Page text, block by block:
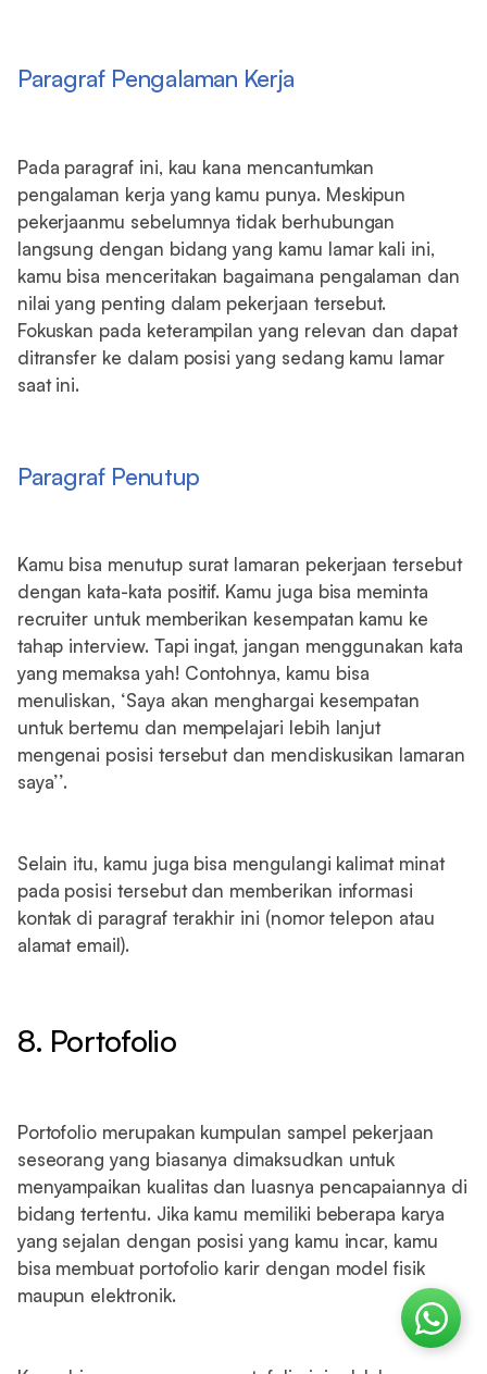
Paragraf Pengalaman Kerja
Pada paragraf ini, kau kana mencantumkan
pengalaman kerja yang kamu punya. Meskipun
pekerjaanmu sebelumnya tidak berhubungan
langsung dengan bidang yang kamu lamar kali ini,
kamu bisa menceritakan bagaimana pengalaman dan
nilai yang penting dalam pekerjaan tersebut.
Fokuskan pada keterampilan yang relevan dan dapat
ditransfer ke dalam posisi yang sedang kamu lamar
saat ini.
Paragraf Penutup
Kamu bisa menutup surat lamaran pekerjaan tersebut
dengan kata-kata positif. Kamu juga bisa meminta
recruiter untuk memberikan kesempatan kamu ke
tahap interview. Tapi ingat, jangan menggunakan kata
yang memaksa yah! Contohnya, kamu bisa
menuliskan, ‘Saya akan menghargai kesempatan
untuk bertemu dan mempelajari lebih lanjut
mengenai posisi tersebut dan mendiskusikan lamaran
saya’’.
Selain itu, kamu juga bisa mengulangi kalimat minat
pada posisi tersebut dan memberikan informasi
kontak di paragraf terakhir ini (nomor telepon atau
alamat email).
8. Portofolio
Portofolio merupakan kumpulan sampel pekerjaan
seseorang yang biasanya dimaksudkan untuk
menyampaikan kualitas dan luasnya pencapaiannya di
bidang tertentu. Jika kamu memiliki beberapa karya
yang sejalan dengan posisi yang kamu incar, kamu
bisa membuat portofolio karir dengan model fisik
maupun elektronik.